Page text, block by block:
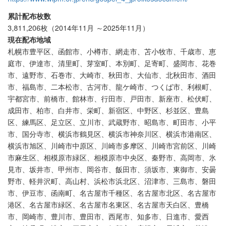
累計配布枚数
3,811,206枚（2014年11月 ～2025年11月）
現在配布地域
札幌市豊平区、函館市、小樽市、網走市、苫小牧市、千歳市、恵
庭市、伊達市、清里町、芽室町、本別町、足寄町、盛岡市、花巻
市、遠野市、石巻市、大崎市、秋田市、大仙市、北秋田市、酒田
市、福島市、二本松市、古河市、龍ケ崎市、つくば市、利根町、
宇都宮市、前橋市、館林市、行田市、戸田市、新座市、松伏町、
成田市、柏市、白井市、栄町、新宿区、中野区、杉並区、豊島
区、練馬区、足立区、立川市、武蔵野市、昭島市、町田市、小平
市、国分寺市、横浜市鶴見区、横浜市神奈川区、横浜市港南区、
横浜市旭区、川崎市中原区、川崎市多摩区、川崎市宮前区、川崎
市麻生区、相模原市緑区、相模原市中央区、秦野市、高岡市、氷
見市、坂井市、甲州市、岡谷市、飯田市、須坂市、東御市、安曇
野市、軽井沢町、高山村、浜松市浜北区、沼津市、三島市、磐田
市、伊豆市、函南町、名古屋市千種区、名古屋市北区、名古屋市
港区、名古屋市緑区、名古屋市名東区、名古屋市天白区、豊橋
市、岡崎市、豊川市、豊田市、西尾市、知多市、日進市、愛西